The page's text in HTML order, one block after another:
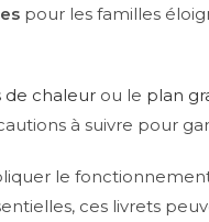
pour les familles
de chaleur ou le plan
à suivre pour
le
ces livrets